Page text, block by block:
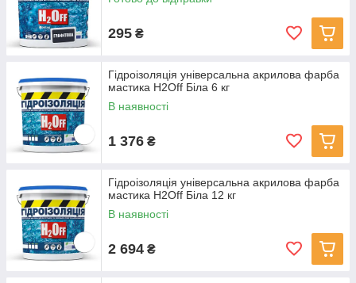
295 ₴
Гідроізоляція універсальна акрилова фарба
мастика H2Off Біла 6 кг
В наявності
1 376 ₴
Гідроізоляція універсальна акрилова фарба
мастика H2Off Біла 12 кг
В наявності
2 694 ₴